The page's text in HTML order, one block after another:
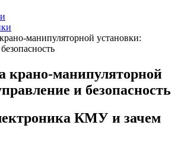
манипуляторной установки:
крано-манипуляторной
и безопасность
КМУ и зачем